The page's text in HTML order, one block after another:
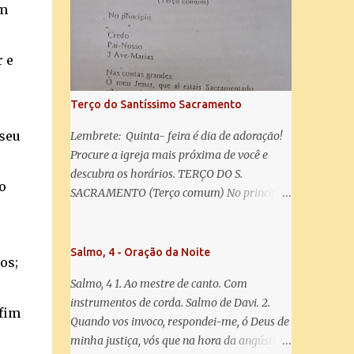
e
salve! A vós bradamos os degredados filhos
de Eva, a vós suspiramos, gemendo e
chorando neste vale de lágrimas. Eia, pois,
Advogada nossa, estes vossos olhos
misericordiosos a nós volvei, e depois deste
desterro, mostrai-nos Jesus. Bendito é o
fruto do vosso ventre, ó clemente, ó piedosa,
ó doce e sempre Virgem Maria. Rogai por
nós Santa Mãe de Deus. Para que sejamos
dignos das promessas de Cristo. Amém.
Terço do Santíssimo Sacramento
Lembrete: Quinta- feira é dia de adoração!
Procure a igreja mais próxima de você e
descubra os horários. TERÇO DO S.
SACRAMENTO (Terço comum) No principio:
Sacramentado, não permitais que eu viva
coração ao Vosso e o Vosso ao meu, e, nem
sem Vós morra eu! Nas contas pequenas:
Sacramento de Amor! Misericórdia Senhor!
Glória ao Pai: Cristo pão da vida e remédio
Salmo, 4 - Oração da Noite
Salmo, 4 1. Ao mestre de canto. Com
instrumentos de corda. Salmo de Davi. 2.
Quando vos invoco, respondei-me, ó Deus de
minha justiça, vós que na hora da angústia